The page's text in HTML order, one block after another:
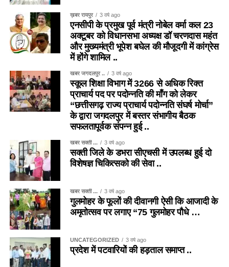
ख़बर रायपुर 3 वर्ष ago
एनसीपी के प्रमुख पूर्व मंत्री नोबेल वर्मा कल 23
अक्टूबर को विधानसभा अध्यक्ष डॉ चरणदास महंत
और मुख्यमंत्री भूपेश बघेल की मौजूदगी में कांग्रेस
में होंगे शामिल ..
खबर जगदलपुर .. 3 वर्ष ago
स्कूल शिक्षा विभाग में 3266 से अधिक रिक्त
प्राचार्य पद पर पदोन्नति की माँग को लेकर
“छत्तीसगढ़ राज्य प्राचार्य पदोन्नति संघर्ष मोर्चा”
के द्वारा जगदलपुर में बस्तर संभागीय बैठक
सफलतापूर्वक संपन्न हुई ..
खबर सक्ती ... 3 वर्ष ago
सक्ती जिले के डभरा सीएचसी में उपलब्ध हुई दो
विशेषज्ञ चिकित्सको की सेवा ..
खबर सक्ती ... 3 वर्ष ago
गुलमोहर के फूलों की दीवानगी ऐसी कि आजादी के
अमृतोत्सव पर लगाए “75 गुलमोहर पौधे …
UNCATEGORIZED 3 वर्ष ago
प्रदेश में पटवारियों की हड़ताल समाप्त ..